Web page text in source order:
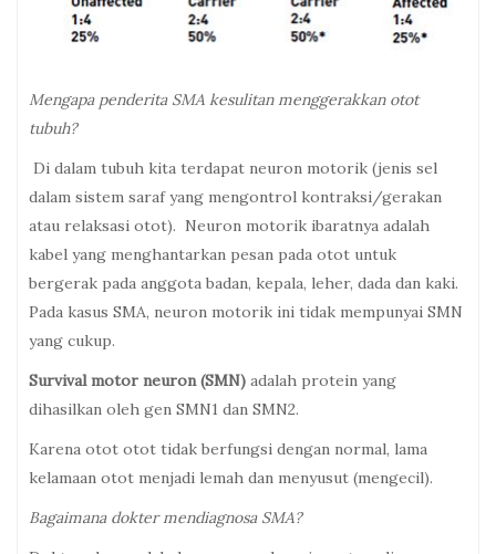
Mengapa penderita SMA kesulitan menggerakkan otot
tubuh?
Di dalam tubuh kita terdapat neuron motorik (jenis sel
dalam sistem saraf yang mengontrol kontraksi/gerakan
atau relaksasi otot). Neuron motorik ibaratnya adalah
kabel yang menghantarkan pesan pada otot untuk
bergerak pada anggota badan, kepala, leher, dada dan kaki.
Pada kasus SMA, neuron motorik ini tidak mempunyai SMN
yang cukup.
Survival motor neuron (SMN) adalah protein yang
dihasilkan oleh gen SMN1 dan SMN2.
Karena otot otot tidak berfungsi dengan normal, lama
kelamaan otot menjadi lemah dan menyusut (mengecil).
Bagaimana dokter mendiagnosa SMA?